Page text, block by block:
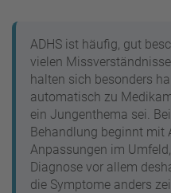
ADHS ist häufig, gut
vielen
halten sich besonders
automatisch zu
ein Jungenthema sei.
Behandlung beginnt mit
Anpassungen im
Diagnose vor allem
die Symptome anders